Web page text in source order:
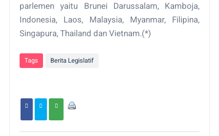
parlemen yaitu Brunei Darussalam, Kamboja,
Indonesia, Laos, Malaysia, Myanmar, Filipina,
Singapura, Thailand dan Vietnam.(*)
Tags Berita Legislatif